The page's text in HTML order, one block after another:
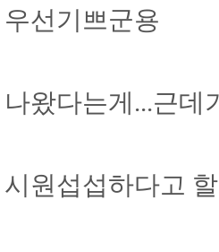
우선기쁘군용
나왔다는게...근데
시원섭섭하다고